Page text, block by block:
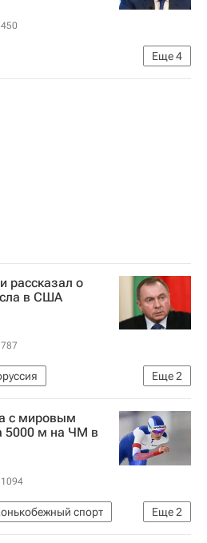
450
Еще4
по безопасности
рассказал о
в США
787
Еще2
Владимир Макей
с мировым
5000 м на ЧМ в
1094
Еще2
спорт
спорту